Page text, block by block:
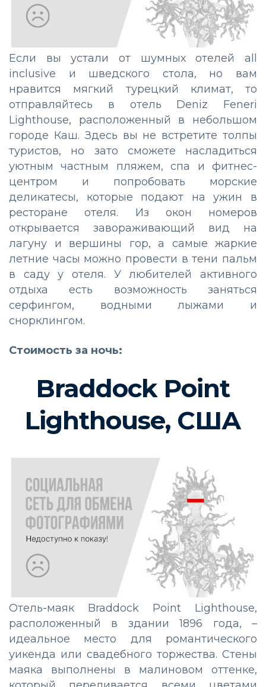
Если вы устали от шумных отелей all
inclusive и шведского стола, но вам
нравится мягкий турецкий климат, то
отправляйтесь в отель Deniz Feneri
Lighthouse, расположенный в небольшом
городе Каш. Здесь вы не встретите толпы
туристов, но зато сможете насладиться
уютным частным пляжем, спа и фитнес-
центром и попробовать морские
деликатесы, которые подают на ужин в
ресторане отеля. Из окон номеров
открывается завораживающий вид на
лагуну и вершины гор, а самые жаркие
летние часы можно провести в тени пальм
в саду у отеля. У любителей активного
отдыха есть возможность заняться
серфингом, водными лыжами и
снорклингом.
Стоимость за ночь:
Braddock Point
Lighthouse, США
Отель-маяк Braddock Point Lighthouse,
расположенный в здании 1896 года, –
идеальное место для романтического
уикенда или свадебного торжества. Стены
маяка выполнены в малиновом оттенке,